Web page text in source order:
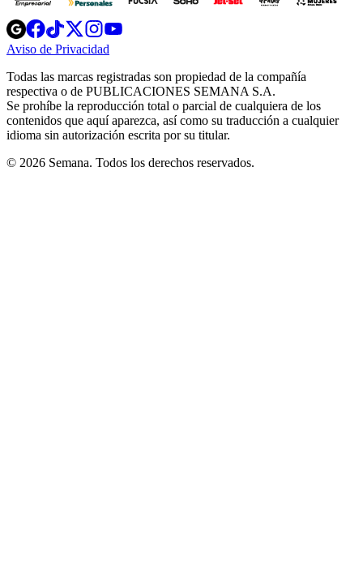
Opens
in
new
Opens
in
new
Opens
in
new
window
Opens
new
windowwindow
Aviso de Privacidad
new
window
Todas las marcas registradas son propiedad de la compañía
respectiva o de PUBLICACIONES SEMANA S.A.
Se prohíbe la reproducción total o parcial de cualquiera de los
contenidos que aquí aparezca, así como su traducción a cualquier
idioma sin autorización escrita por su titular.
© 2026 Semana. Todos los derechos reservados.